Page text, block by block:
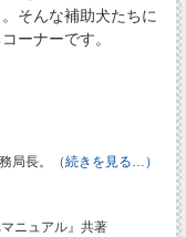
そんな補助犬たちに
ーナーです。
局長。 （続きを見る…）
ニュアル』共著